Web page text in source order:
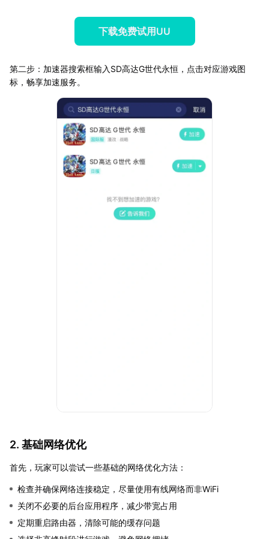
下载免费试用UU
第二步：加速器搜索框输入SD高达G世代永恒，点击对应游戏图
标，畅享加速服务。
2. 基础网络优化
首先，玩家可以尝试一些基础的网络优化方法：
检查并确保网络连接稳定，尽量使用有线网络而非WiFi
关闭不必要的后台应用程序，减少带宽占用
定期重启路由器，清除可能的缓存问题